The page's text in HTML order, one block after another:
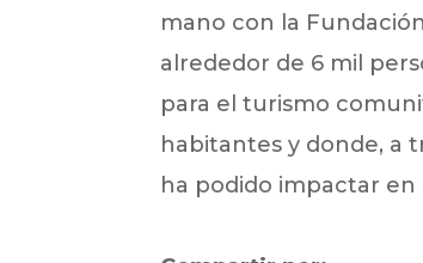
mano con la
alrededor de 6 mil
para el turismo
habitantes y donde, a
ha podido impactar en